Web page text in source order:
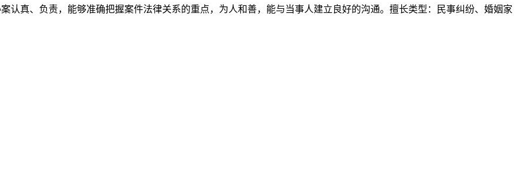
认真、负责，能够准确把握案件法律关系的重点，为人和善，能与当事人建立良好的沟通。擅长类型：民事纠纷、婚姻家